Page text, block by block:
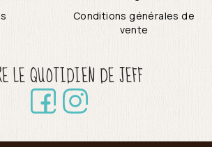
Conditions générales de
vente
LE QUOTIDIEN DE JEFF